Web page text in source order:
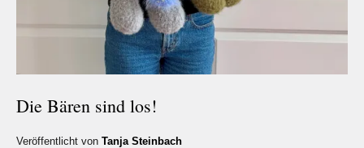
Die Bären sind los!
Veröffentlicht von Tanja Steinbach